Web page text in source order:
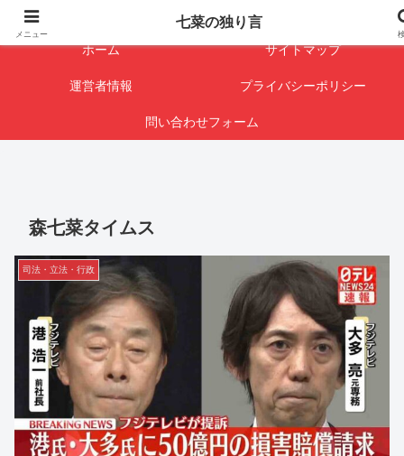
闇を暴けば･･･表になります
ホーム サイトマップ
運営者情報 プライバシーポリシー
問い合わせフォーム
森七菜タイムス
司法・立法・行政
メニュー
七菜の独り言